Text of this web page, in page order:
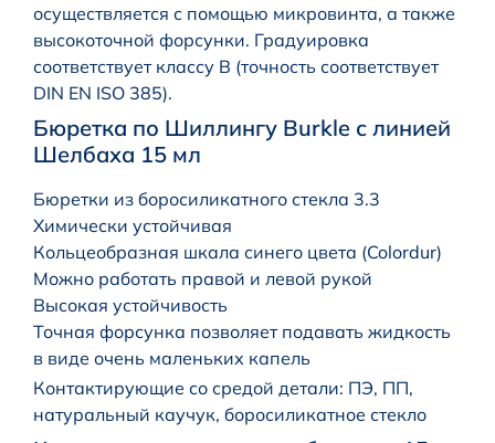
осуществляется с помощью микровинта, а также
высокоточной форсунки. Градуировка
соответствует классу B (точность соответствует
DIN EN ISO 385).
Бюретка по Шиллингу Burkle с линией
Шелбаха 15 мл
Бюретки из боросиликатного стекла 3.3
Химически устойчивая
Кольцеобразная шкала синего цвета (Colordur)
Можно работать правой и левой рукой
Высокая устойчивость
Точная форсунка позволяет подавать жидкость
в виде очень маленьких капель
Контактирующие со средой детали: ПЭ, ПП,
натуральный каучук, боросиликатное стекло